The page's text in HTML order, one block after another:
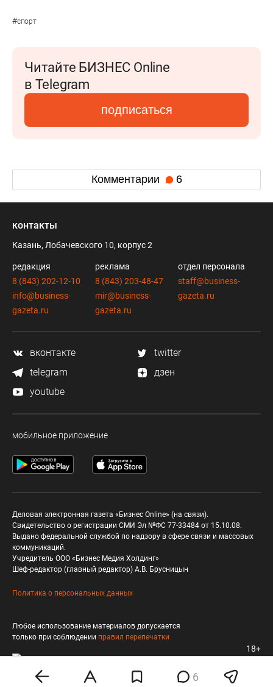
#спорт
Читайте БИЗНЕС Online
в Telegram
подписаться
Комментарии 6
6
контакты
Казань, Лобачевского 10, корпус 2
редакция
8 (843) 202-12-10
info@business-
gazeta.ru
реклама
8 (843) 203-48-47
mir@business-
gazeta.ru
отдел персонала
staff@business-
gazeta.ru
вконтакте
twitter
telegram
дзен
youtube
мобильное приложение
Деловая электронная газета «Бизнес Online» (на связи).
Свидетельство о регистрации СМИ Эл №ФС 77-33484 от 15.10.08.
Выдано федеральной службой по надзору в сфере связи и массовых
коммуникаций.
Учредитель ООО «Бизнес Медия Холдинг»
Шеф-редактор (главный редактор) А.В. Брусницын
Политика о персональных данных
Любое использование материалов допускается
только при соблюдении правил перепечатки
18+